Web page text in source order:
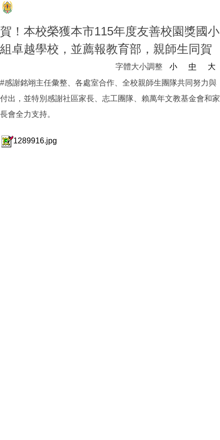
賀！本校榮獲本市115年度友善校園獎國小
組卓越學校，並薦報教育部，親師生同賀
字體大小調整 小 中
大
#感謝銘翊主任彙整、各處室合作、全校親師生團隊共同努力與
付出，並特別感謝社區家長、志工團隊、賴萬年文教基金會和家
長會全力支持。
1289916.jpg